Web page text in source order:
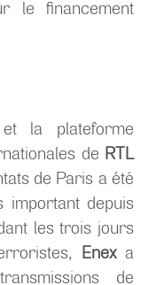
le financement
la plateforme
de RTL
de Paris a été
important depuis
les trois jours
Enexa
de